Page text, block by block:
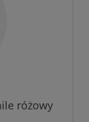
różowy